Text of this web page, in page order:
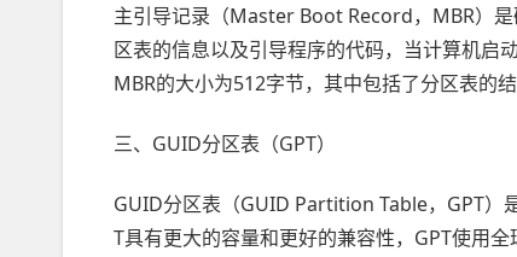
主引导记录（Master Boot Record，MBR）
区表的信息以及引导程序的代码，当计算机启
MBR的大小为512字节，其中包括了分区表的
三、GUID分区表（GPT）
GUID分区表（GUID Partition Table，GPT）
T具有更大的容量和更好的兼容性，GPT使用